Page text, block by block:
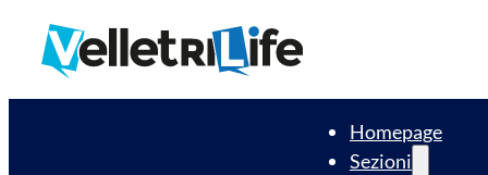
Homepage
Sezioni